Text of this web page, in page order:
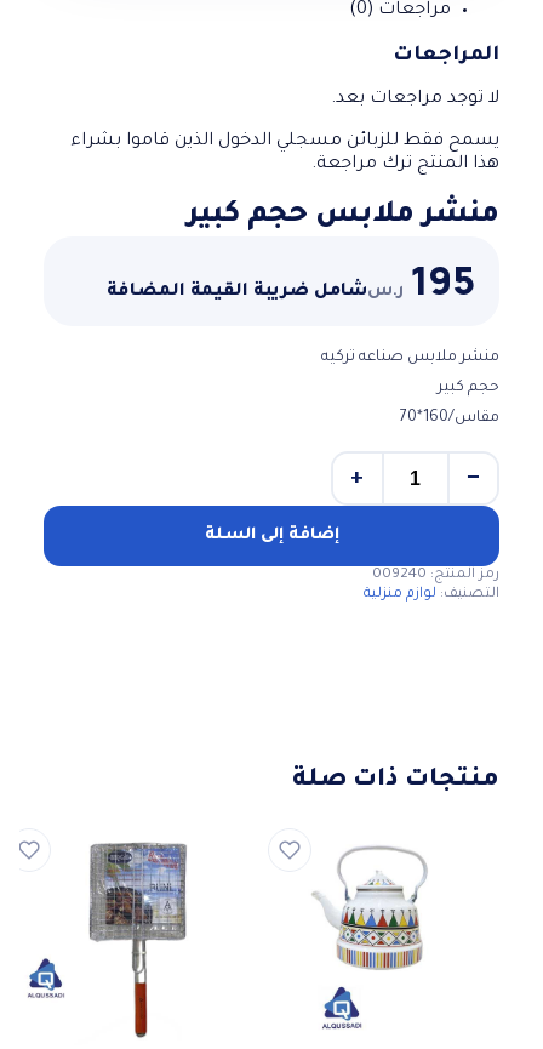
منشر ملابس حجم كبير
195 ر.سشامل ضريبة القيمة المضافة
منشر ملابس صناعه تركيه
حجم كبير
مقاس/160*70
منشر
حجم
كبير
−
+
إضافة إلى السلة
رمز المنتج: 009240
التصنيف: لوازم منزلية
مراجعات (0)
المراجعات
لا توجد مراجعات بعد.
يسمح فقط للزبائن مسجلي الدخول الذين قاموا بشراء
هذا المنتج ترك مراجعة.
منتجات ذات صلة